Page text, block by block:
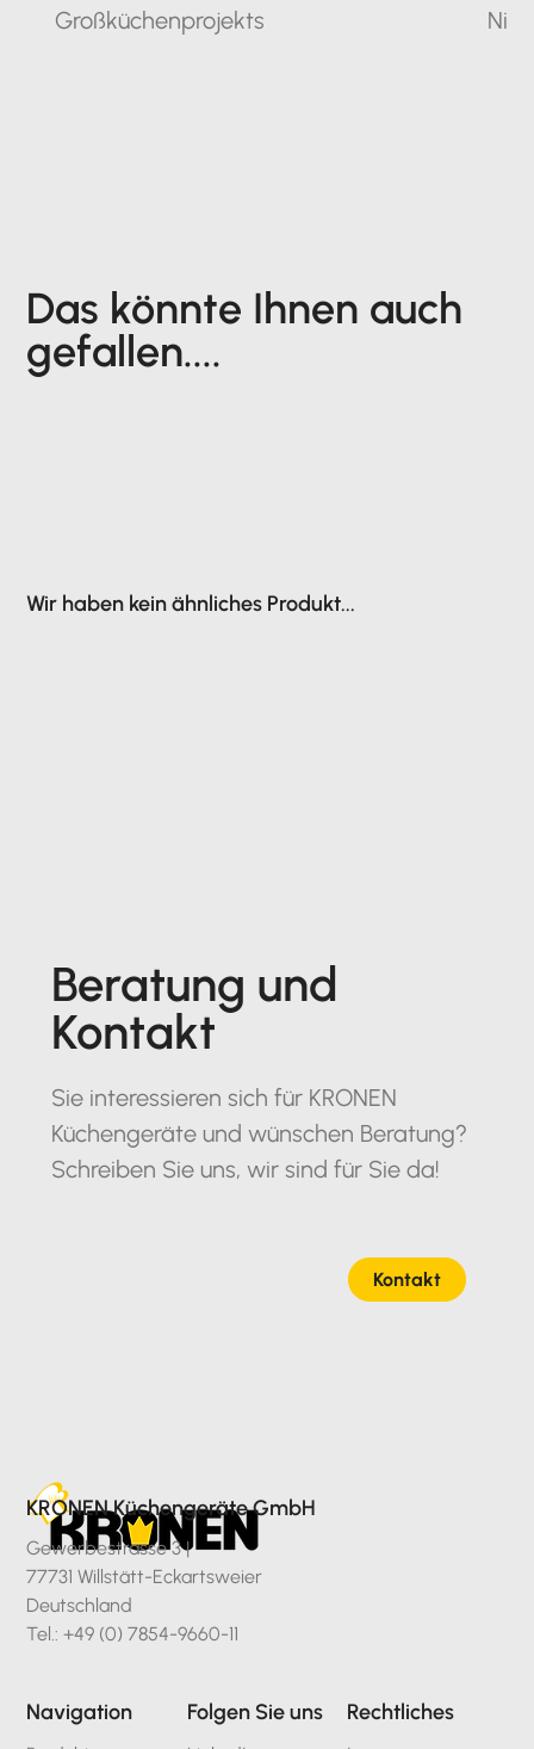
Großküchenprojekts
Das könnte Ihnen auch
gefallen....
Wir haben kein ähnliches Produkt...
Beratung und
Kontakt
Sie interessieren sich für KRONEN
Küchengeräte und wünschen Beratung?
Schreiben Sie uns, wir sind für Sie da!
Kontakt
KRONEN Küchengeräte GmbH
Gewerbestrasse 3 |
77731 Willstätt-Eckartsweier
Deutschland
Tel.: +49 (0) 7854-9660-11
Navigation Folgen Sie uns Rechtliches